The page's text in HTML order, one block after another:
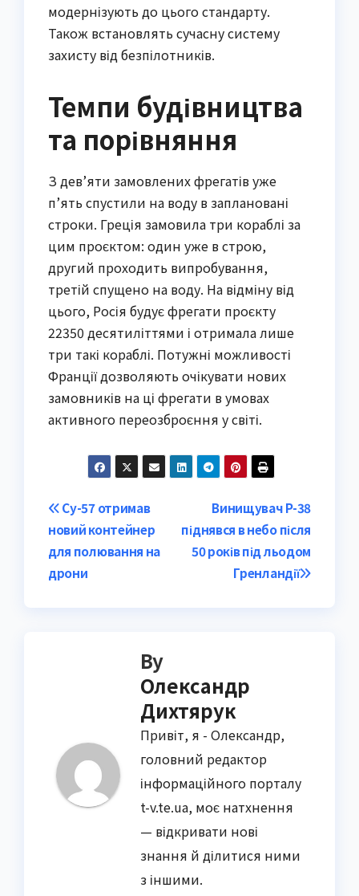
модернізують до цього стандарту.
Також встановлять сучасну систему
захисту від безпілотників.
Темпи будівництва
та порівняння
З дев’яти замовлених фрегатів уже
п’ять спустили на воду в заплановані
строки. Греція замовила три кораблі за
цим проєктом: один уже в строю,
другий проходить випробування,
третій спущено на воду. На відміну від
цього, Росія будує фрегати проєкту
22350 десятиліттями і отримала лише
три такі кораблі. Потужні можливості
Франції дозволяють очікувати нових
замовників на ці фрегати в умовах
активного переозброєння у світі.
Post
navigation
Винищувач P-38
піднявся в небо після
50 років під льодом
Гренландії
Су-57 отримав
новий контейнер
для полювання на
дрони
By
Олександр
Дихтярук
Привіт, я - Олександр,
головний редактор
інформаційного порталу
t-v.te.ua, моє натхнення
— відкривати нові
знання й ділитися ними
з іншими.